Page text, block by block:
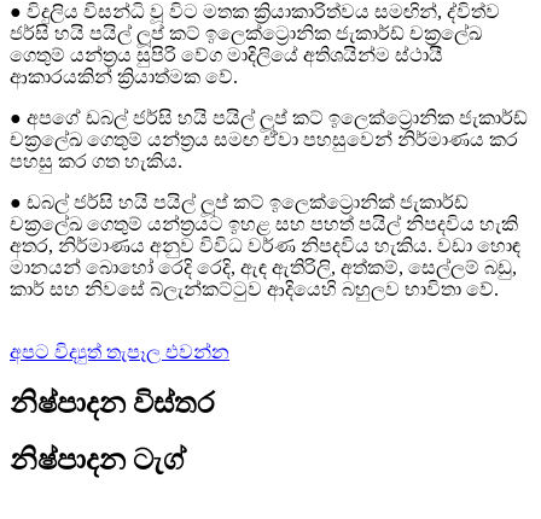
● විදුලිය විසන්ධි වූ විට මතක ක්‍රියාකාරිත්වය සමඟින්, ද්විත්ව
ජර්සි හයි පයිල් ලූප් කට් ඉලෙක්ට්‍රොනික ජැකාර්ඩ් චක්‍රලේඛ
ගෙතුම් යන්ත්‍රය සුපිරි වේග මාදිලියේ අතිශයින්ම ස්ථායී
ආකාරයකින් ක්‍රියාත්මක වේ.
● අපගේ ඩබල් ජර්සි හයි පයිල් ලූප් කට් ඉලෙක්ට්‍රොනික ජැකාර්ඩ්
චක්‍රලේඛ ගෙතුම් යන්ත්‍රය සමඟ ඒවා පහසුවෙන් නිර්මාණය කර
පහසු කර ගත හැකිය.
● ඩබල් ජර්සි හයි පයිල් ලූප් කට් ඉලෙක්ට්‍රොනික් ජැකාර්ඩ්
චක්‍රලේඛ ගෙතුම් යන්ත්‍රයට ඉහළ සහ පහත් පයිල් නිපදවිය හැකි
අතර, නිර්මාණය අනුව විවිධ වර්ණ නිපදවිය හැකිය. වඩා හොඳ
මානයන් බොහෝ රෙදි රෙදි, ඇඳ ඇතිරිලි, අත්කම්, සෙල්ලම් බඩු,
කාර් සහ නිවසේ බ්ලැන්කට්ටුව ආදියෙහි බහුලව භාවිතා වේ.
අපට විද්‍යුත් තැපෑල එවන්න
නිෂ්පාදන විස්තර
නිෂ්පාදන ටැග්